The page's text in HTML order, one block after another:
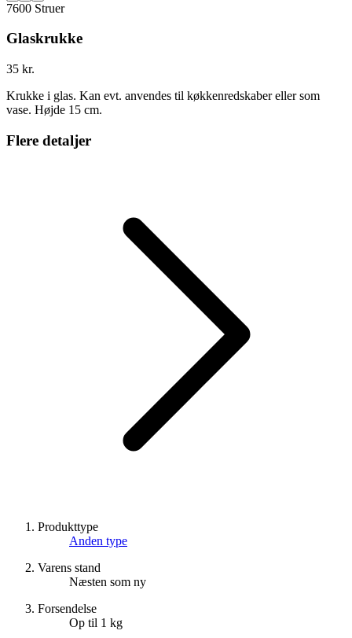
7600 Struer
Glaskrukke
35 kr.
Krukke i glas. Kan evt. anvendes til køkkenredskaber eller som
vase. Højde 15 cm.
Flere detaljer
Produkttype
Anden type
Varens stand
Næsten som ny
Forsendelse
Op til 1 kg